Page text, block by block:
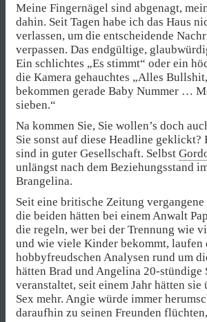
Meine Fingernägel sind abgenagt,
dahin. Seit Tagen habe ich das Haus
verlassen, um die entscheidende
verpassen. Das endgültige,
Ein schlichtes „Es stimmt“ oder ein
die Kamera gehauchtes „Alles
bekommen gerade Baby Nummer …
sieben.“
Na kommen Sie, Sie wollen’s doch
Sie sonst auf diese Headline geklickt?
sind in guter Gesellschaft. Selbst
unlängst nach dem Beziehungsstand
Brangelina.
Seit eine britische Zeitung vergangene
die beiden hätten bei einem Anwalt
die regeln, wer bei der Trennung wie
und wie viele Kinder bekommt, laufen
hobbyfreudschen Analysen rund um
hätten Brad und Angelina 20-stündige
veranstaltet, seit einem Jahr hätten sie
Sex mehr. Angie würde immer
daraufhin zu seinen Freunden